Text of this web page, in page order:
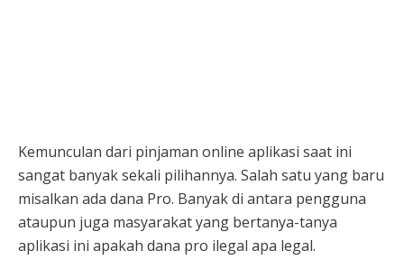
Kemunculan dari pinjaman online aplikasi saat ini
sangat banyak sekali pilihannya. Salah satu yang baru
misalkan ada dana Pro. Banyak di antara pengguna
ataupun juga masyarakat yang bertanya-tanya
aplikasi ini apakah dana pro ilegal apa legal.